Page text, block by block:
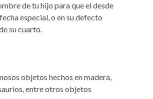
de tu hijo para que el desde
especial, o en su defecto
su cuarto.
objetos hechos en madera,
entre otros objetos